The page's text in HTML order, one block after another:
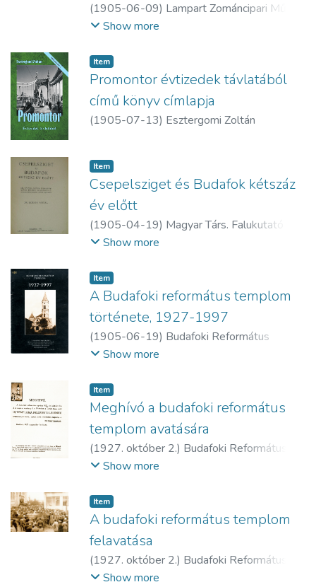
(1905-06-09) Lampart Zománcipari Művek
Budafoki Gyára
Show more
Item
Promontor évtizedek távlatából
című könyv címlapja
(1905-07-13) Esztergomi Zoltán
Item
Csepelsziget és Budafok kétszáz
év előtt
(1905-04-19) Magyar Társ. Falukutató
Intézete
Show more
Item
A Budafoki református templom
története, 1927-1997
(1905-06-19) Budafoki Református
Egyházközség
Show more
Item
Meghívó a budafoki református
templom avatására
(1927. október 2.) Budafoki Református
Egyházközség
Show more
Item
A budafoki református templom
felavatása
(1927. október 2.) Budafoki Református
Egyházközség
Show more